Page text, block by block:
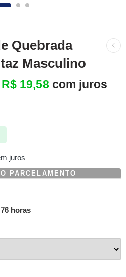
Quebrada
Masculino
R$ 19,58 com juros
juros
PARCELAMENTO
horas